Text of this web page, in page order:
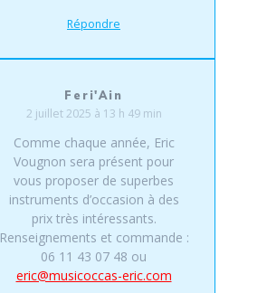
Répondre
Feri'Ain
2 juillet 2025 à 13 h 49 min
Comme chaque année, Eric
Vougnon sera présent pour
vous proposer de superbes
instruments d’occasion à des
prix très intéressants.
Renseignements et commande :
06 11 43 07 48 ou
eric@musicoccas-eric.com